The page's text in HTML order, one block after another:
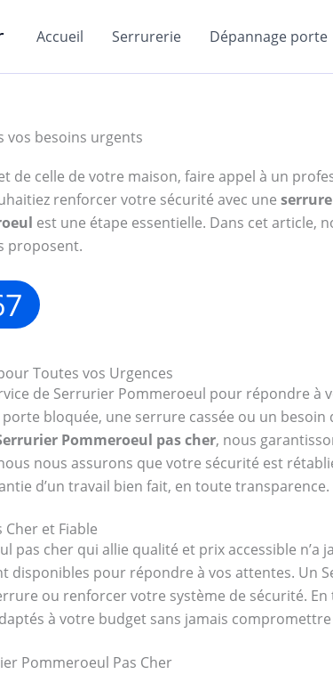
Accueil Serrurerie Dépannage porte
besoins urgents
de celle de votre maison, faire appel à un
renforcer votre sécurité avec une
est une étape essentielle. Dans cet article,
proposent.
Toutes vos Urgences
de Serrurier Pommeroeul pour répondre
bloquée, une serrure cassée ou un
Pommeroeul pas cher, nous
nous assurons que votre sécurité est
d’un travail bien fait, en toute transparence.
et Fiable
pas cher qui allie qualité et prix accessible n’a
disponibles pour répondre à vos attentes.
ou renforcer votre système de sécurité.
à votre budget sans jamais
Pommeroeul Pas Cher